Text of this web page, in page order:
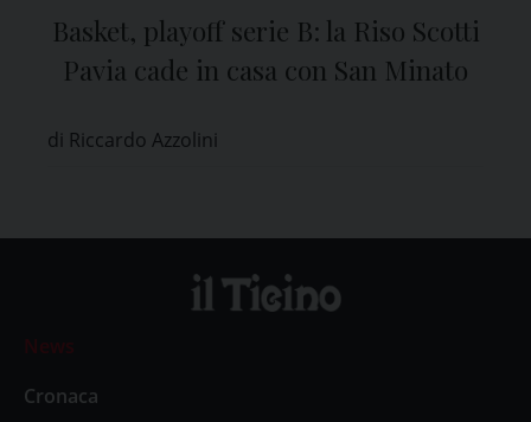
Basket, playoff serie B: la Riso Scotti
Pavia cade in casa con San Minato
di Riccardo Azzolini
News
Cronaca